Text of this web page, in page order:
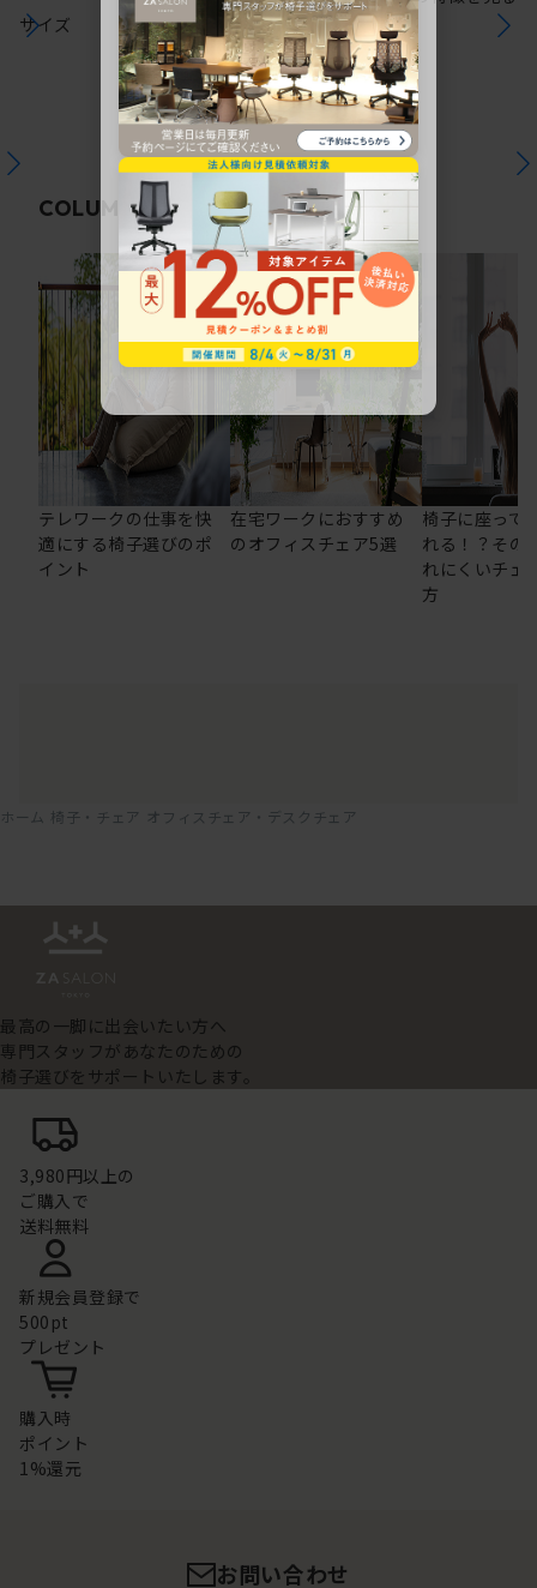
サイズ
COLUMN関連コラム
テレワークの仕事を快
適にする椅子選びのポ
イント
在宅ワークにおすすめ
のオフィスチェア5選
椅子に座って
れる！？その
れにくいチェ
方
ホーム 椅子・チェア オフィスチェア・デスクチェア
最高の一脚に出会いたい方へ
専門スタッフがあなたのための
椅子選びをサポートいたします。
3,980円以上の
ご購入で
送料無料
新規会員登録で
500pt
プレゼント
購入時
ポイント
1%還元
お問い合わせ